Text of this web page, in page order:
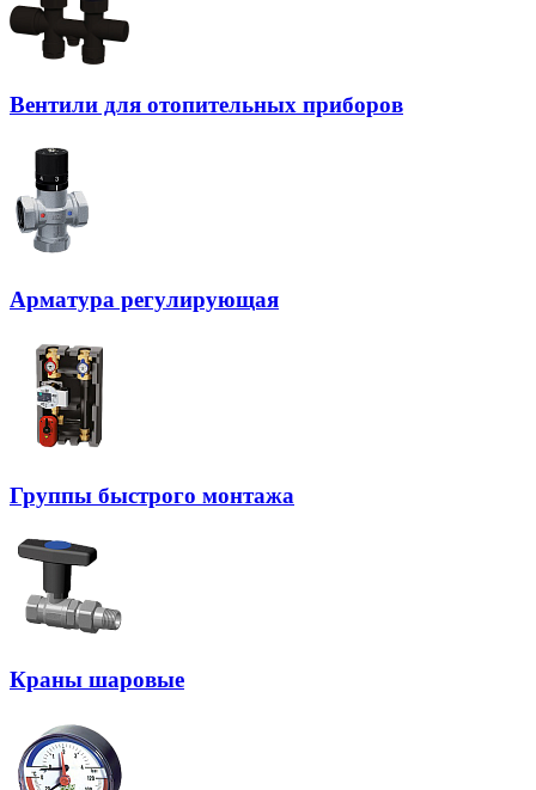
Вентили для отопительных приборов
Арматура регулирующая
Группы быстрого монтажа
Краны шаровые